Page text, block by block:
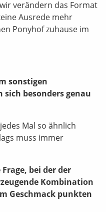
verändern das Format
Ausrede mehr
Ponyhof zuhause im
sonstigen
besonders genau
Mal so ähnlich
muss immer
bei der der
Kombination
Geschmack punkten